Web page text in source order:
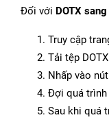
Đối với DOTX
Truy cập
Tải tệp
Nhấp vào nút
Đợi quá trình
Sau khi quá